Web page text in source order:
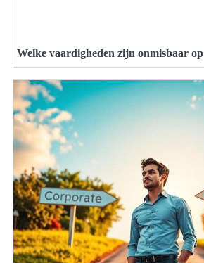
Welke vaardigheden zijn onmisbaar